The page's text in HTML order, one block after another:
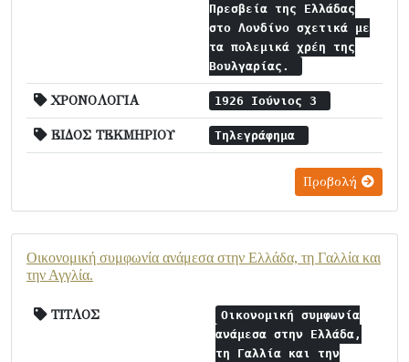
Πρεσβεία της Ελλάδας
στο Λονδίνο σχετικά με
τα πολεμικά χρέη της
Βουλγαρίας.
ΧΡΟΝΟΛΟΓΙΑ 1926 Ιούνιος 3
ΕΙΔΟΣ ΤΕΚΜΗΡΙΟΥ Τηλεγράφημα
Προβολή
Οικονομική συμφωνία ανάμεσα στην Ελλάδα, τη Γαλλία και
την Αγγλία.
ΤΙΤΛΟΣ
Οικονομική συμφωνία
ανάμεσα στην Ελλάδα,
τη Γαλλία και την